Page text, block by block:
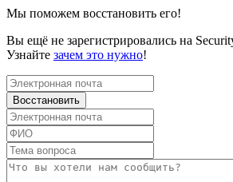
Мы поможем восстановить его!
Вы ещё не зарегистрировались на
Узнайте зачем это нужно!